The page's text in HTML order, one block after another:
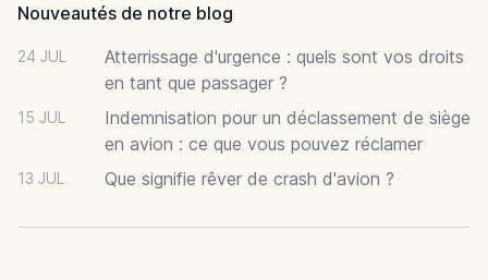
Nouveautés de notre blog
24 JUL
Atterrissage d'urgence : quels sont vos droits
en tant que passager ?
15 JUL
Indemnisation pour un déclassement de siège
en avion : ce que vous pouvez réclamer
13 JUL Que signifie rêver de crash d'avion ?